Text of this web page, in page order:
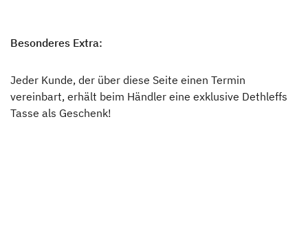
Besonderes Extra:
Jeder Kunde, der über diese Seite einen Termin
vereinbart, erhält beim Händler eine exklusive Dethleffs
Tasse als Geschenk!